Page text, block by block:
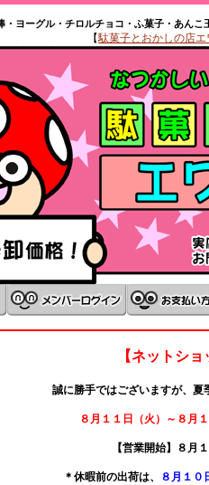
・ヨーグル・チロルチョコ・ふ菓子・あん
【駄菓子とおかしの店エ
【ネットシ
誠に勝手ではございますが、夏
８月１１日（火）～８月
【営業開始】８月
＊休暇前の出荷は、
８月１０